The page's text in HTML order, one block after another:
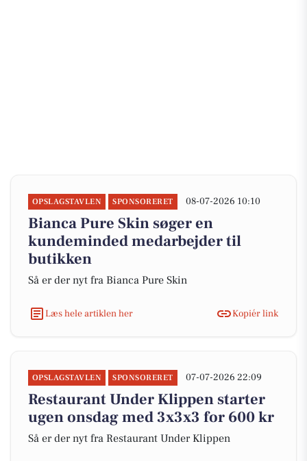
OPSLAGSTAVLEN SPONSORERET 08-07-2026 10:10
Bianca Pure Skin søger en
kundeminded medarbejder til
butikken
Så er der nyt fra Bianca Pure Skin
Læs hele artiklen her Kopiér link
OPSLAGSTAVLEN SPONSORERET 07-07-2026 22:09
Restaurant Under Klippen starter
ugen onsdag med 3x3x3 for 600 kr
Så er der nyt fra Restaurant Under Klippen